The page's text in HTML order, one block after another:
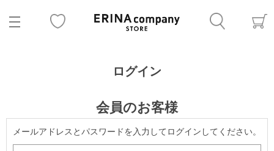
ログイン
会員のお客様
メールアドレスとパスワードを入力してログインしてください。